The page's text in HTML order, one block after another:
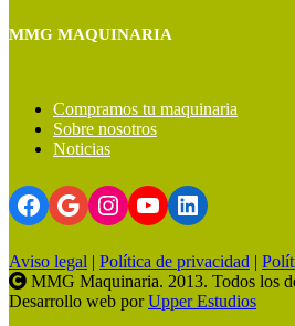
MMG MAQUINARIA
Compramos tu maquinaria
Sobre nosotros
Noticias
Facebook
GoogleInstagram
YouTubeLinkedIn
Aviso legal | Política de privacidad |
MMG Maquinaria. 2013. Todos los
Desarrollo web porUpper Estudios